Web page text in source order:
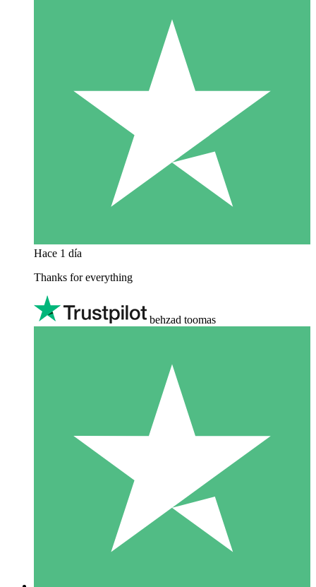
Hace 1 día
Thanks for everything
behzad toomas